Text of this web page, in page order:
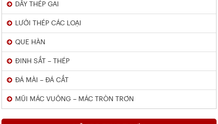
DÂY THÉP GAI
LƯỚI THÉP CÁC LOẠI
QUE HÀN
ĐINH SẮT – THÉP
ĐÁ MÀI – ĐÁ CẮT
MŨI MÁC VUÔNG – MÁC TRÒN TRƠN